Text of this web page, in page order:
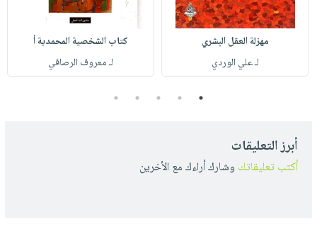
مهزلة العقل البشري
لـ علي الوردي
كتاب الشخصية المحمدية أ
لـ معروف الرصافي
1
2
3
4
5
أبرز التعليقات
أكتب تعليقاتك وشارك أراءك مع الأخرين